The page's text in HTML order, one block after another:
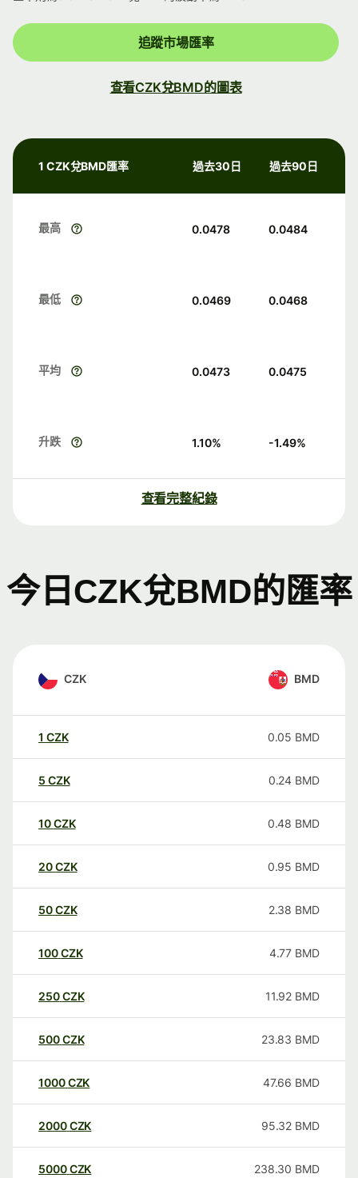
追蹤市場匯率
查看CZK兌BMD的圖表
1 CZK兌BMD匯率 過去30日 過去90日
最高 0.0478 0.0484
最低 0.0469 0.0468
平均 0.0473 0.0475
升跌 1.10% -1.49%
查看完整紀錄
今日CZK兌BMD的匯率
CZK BMD
1 CZK 0.05 BMD
5 CZK 0.24 BMD
10CZK 0.48 BMD
20CZK 0.95 BMD
50CZK 2.38 BMD
100CZK 4.77 BMD
250CZK 11.92 BMD
500CZK 23.83 BMD
1000CZK 47.66 BMD
2000CZK 95.32 BMD
5000CZK 238.30 BMD